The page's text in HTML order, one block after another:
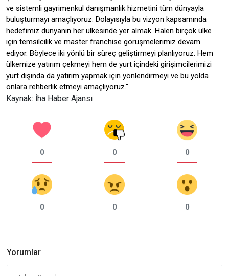
ve sistemli gayrimenkul danışmanlık hizmetini tüm dünyayla
buluşturmayı amaçlıyoruz. Dolayısıyla bu vizyon kapsamında
hedefimiz dünyanın her ülkesinde yer almak. Halen birçok ülke
için temsilcilik ve master franchise görüşmelerimiz devam
ediyor. Böylece iki yönlü bir süreç geliştirmeyi planlıyoruz. Hem
ülkemize yatırım çekmeyi hem de yurt içindeki girişimcilerimizi
yurt dışında da yatırım yapmak için yönlendirmeyi ve bu yolda
onlara rehberlik etmeyi amaçlıyoruz."
Kaynak: İha Haber Ajansı
0 0 0
0 0 0
Yorumlar